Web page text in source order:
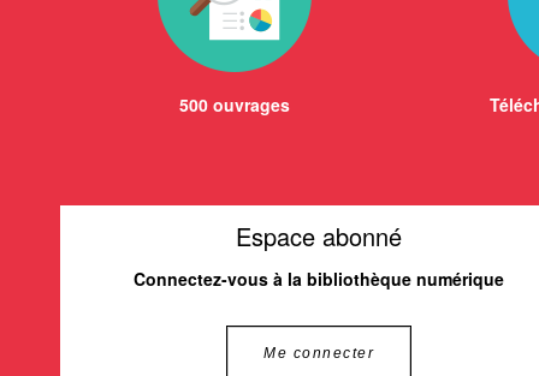
500 ouvrages
Espace abonné
Connectez-vous à la bibliothèque numérique
Me connecter